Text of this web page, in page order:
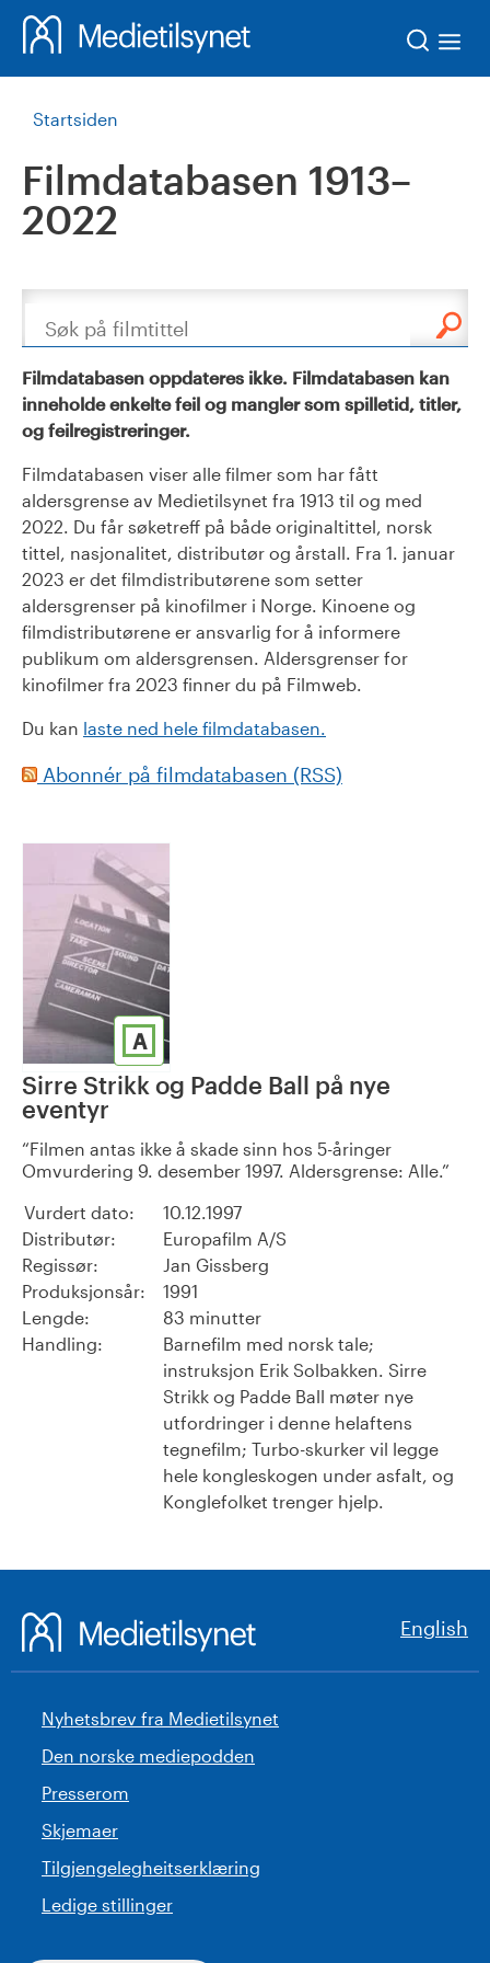
Startsiden
Filmdatabasen 1913–
2022
Søk
Filmdatabasen oppdateres ikke. Filmdatabasen kan
inneholde enkelte feil og mangler som spilletid, titler,
og feilregistreringer.
Filmdatabasen viser alle filmer som har fått
aldersgrense av Medietilsynet fra 1913 til og med
2022. Du får søketreff på både originaltittel, norsk
tittel, nasjonalitet, distributør og årstall. Fra 1. januar
2023 er det filmdistributørene som setter
aldersgrenser på kinofilmer i Norge. Kinoene og
filmdistributørene er ansvarlig for å informere
publikum om aldersgrensen. Aldersgrenser for
kinofilmer fra 2023 finner du på Filmweb.
Du kan laste ned hele filmdatabasen.
Abonnér på filmdatabasen (RSS)
A
Sirre Strikk og Padde Ball på nye
eventyr
Filmen antas ikke å skade sinn hos 5-åringer
Omvurdering 9. desember 1997. Aldersgrense: Alle.
Vurdert dato:
10.12.1997
Distributør:
Europafilm A/S
Regissør:
Jan Gissberg
Produksjonsår:
1991
Lengde:
83 minutter
Handling:
Barnefilm med norsk tale;
instruksjon Erik Solbakken. Sirre
Strikk og Padde Ball møter nye
utfordringer i denne helaftens
tegnefilm; Turbo-skurker vil legge
hele kongleskogen under asfalt, og
Konglefolket trenger hjelp.
English
Nyhetsbrev fra Medietilsynet
Den norske mediepodden
Presserom
Skjemaer
Tilgjengelegheitserklæring
Ledige stillinger